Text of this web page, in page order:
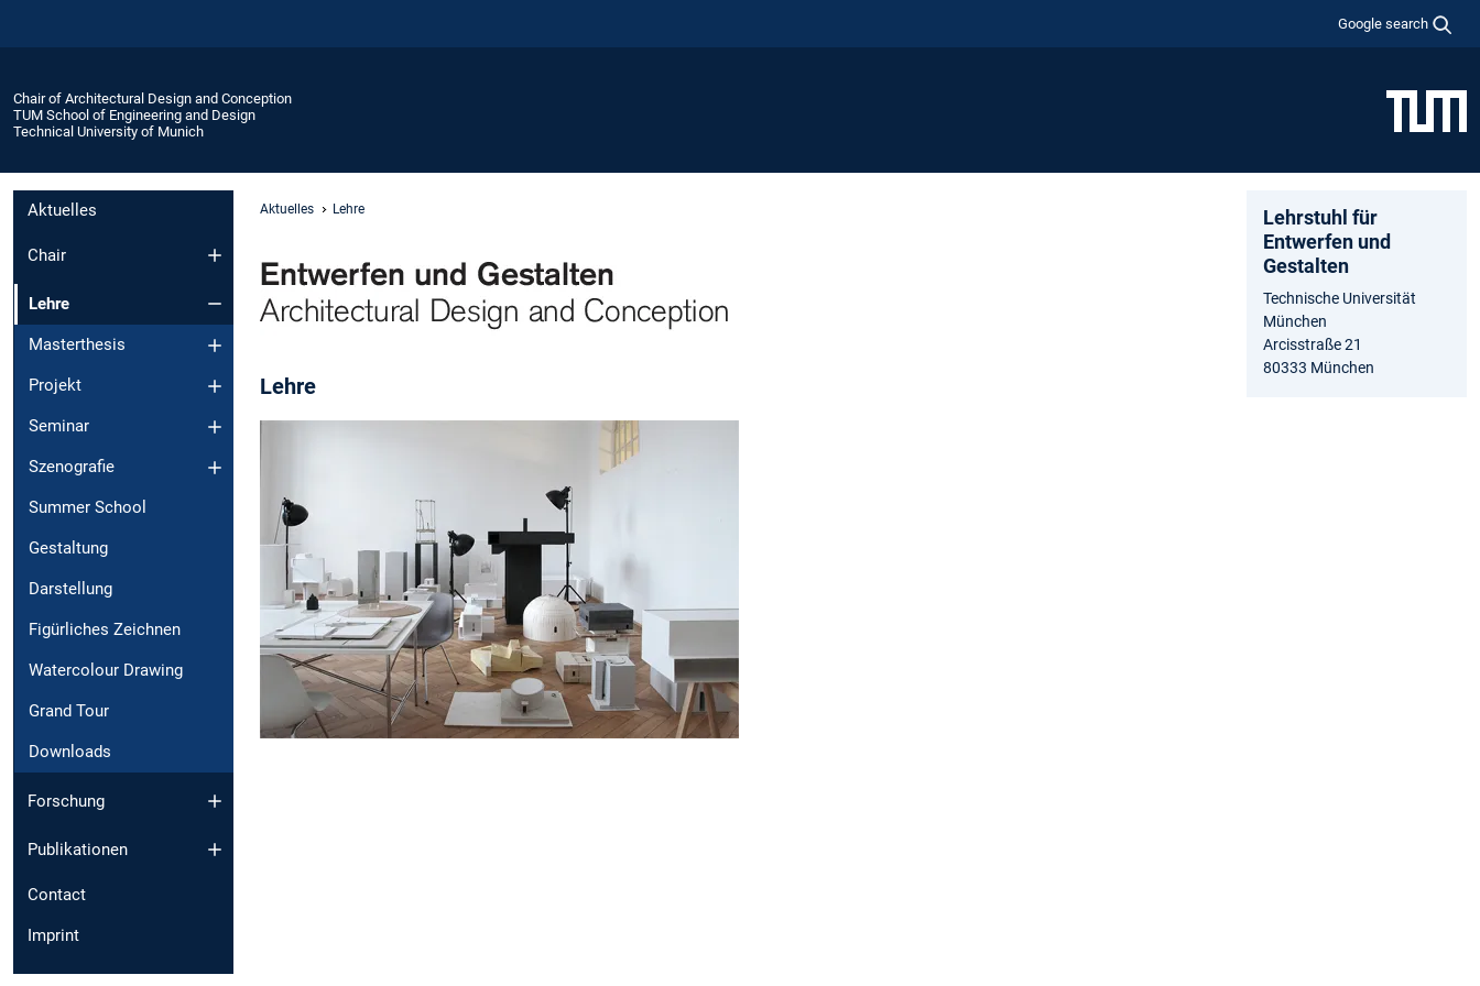
Google search
Chair of Architectural Design and Conception
TUM School of Engineering and Design
Technical University of Munich
Aktuelles
Chair
Lehre
Masterthesis
Projekt
Seminar
Szenografie
Summer School
Gestaltung
Darstellung
Figürliches Zeichnen
Watercolour Drawing
Grand Tour
Downloads
Forschung
Publikationen
Contact
Imprint
Aktuelles Lehre
Lehre
Lehrstuhl für
Entwerfen und
Gestalten
Technische Universität
München
Arcisstraße 21
80333 München